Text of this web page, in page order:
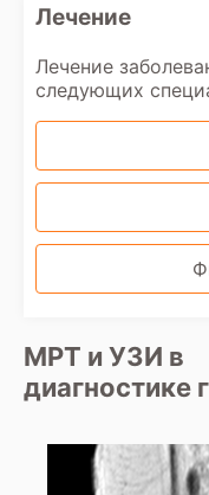
Лечение
Лечение
следующих
МРТ и УЗИ в
диагностике